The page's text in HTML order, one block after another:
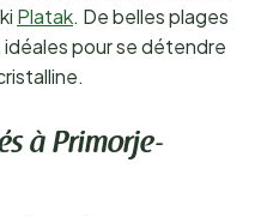
Platak. De belles plages
pour se détendre
à Primorje-